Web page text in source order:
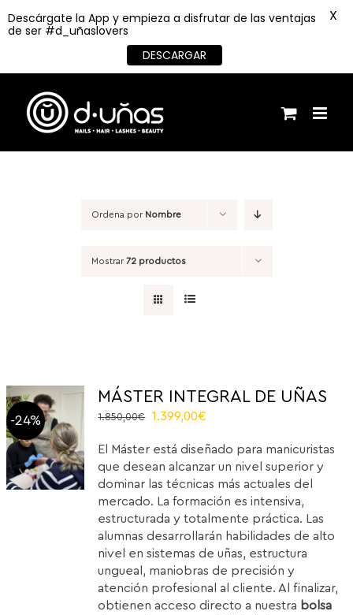
contenido
Ordena por Nombre
Mostrar72 productos
-24%
MÁSTER INTEGRAL DE UÑAS
1.850,00€
El
original
era:
1.850,00€.
1.399,00€
actual
es:
1.399,00€.
El Máster está diseñado para manicuristas
que desean alcanzar un nivel superior y
dominar las técnicas más actuales del
mercado. La formación es intensiva,
estructurada y totalmente práctica. Las
alumnas desarrollarán habilidades de alto
nivel en sistemas de uñas, estructura
ungueal, maniobras de precisión y
atención profesional al cliente. Al finalizar,
obtienen acceso directo a nuestra bolsa
Descárgate la App y empieza a disfrutar de las ventajas
de ser #d_uñaslovers
DESCARGAR
X